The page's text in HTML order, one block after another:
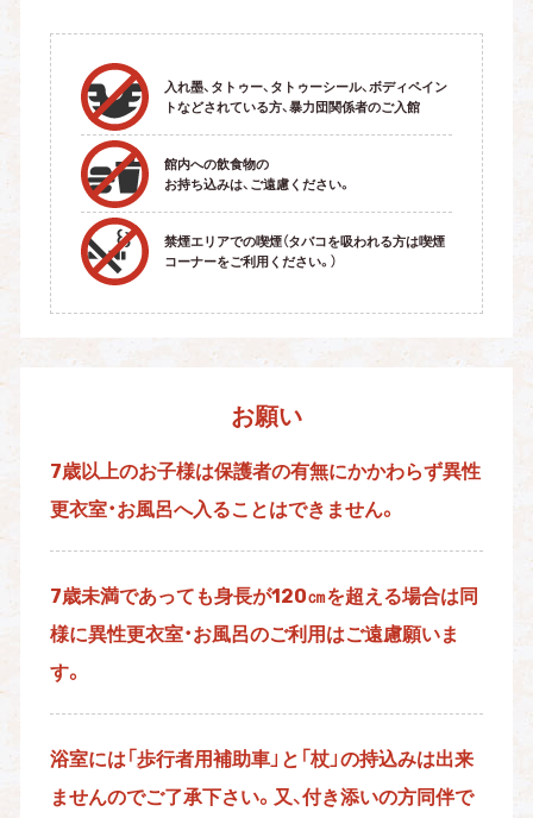
入れ墨、タトゥー、タトゥーシール、ボディペイン
トなどされている方、暴力団関係者のご入館
館内への飲食物の
お持ち込みは、ご遠慮ください。
禁煙エリアでの喫煙（タバコを吸われる方は喫煙
コーナーをご利用ください。）
お願い
7歳以上のお子様は保護者の有無にかかわらず異性
更衣室・お風呂へ入ることはできません。
7歳未満であっても身長が120㎝を超える場合は同
様に異性更衣室・お風呂のご利用はご遠慮願いま
す。
浴室には「歩行者用補助車」と「杖」の持込みは出来
ませんのでご了承下さい。又、付き添いの方同伴で